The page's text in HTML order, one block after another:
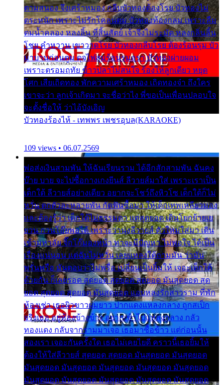
ตามสนอง จึงเศร้าหมอง กลีบบัวทองต้องโรย บัวทองไม่
ตระหนัก เพราะไม่รักโคลนตม บัวทองท้องกลม เพราะลืม
ตมน้ำคลอง หลงลิ้น ที่สิ้นสัตย์ เจ้าจึงไม่ระมัด หลงกลิ่นลิ้น
โชย คำหวาน เขาวาดโรย บัวทองกลีบโรย ต้องร้อนรุม บัว
มาบานก่อนตูม ดุจไฟสุมร้อนรุมอุรา บัวทองผ่ายผอม
เพราะตรอมฤทัย ข้าวปลาไม่สนใจ ร้องไห้ลูกเดียว หยุด
โศก เสียเถิดทอง พักความเศร้าหมอง เถิดทองจ๋า ถึงใคร
เขาจะว่า ลูกเจ้าเกิดมา จะชื่อว่าไง พี่ขอเป็นเพื่อนปลอบใจ
จะตั้งชื่อให้ ว่าไอ้บังเอิญ
บัวทองร้องไห้ - เทพพร เพชรอุบล(KARAOKE)
109 views • 06.07.2569
พ่อส่งเงินสามพัน ให้ฉันเรียนราม ได้อีกสักสามพัน ฉันคง
บ๊าย บาย จะไปซื้อกางเกงยีนส์ ลีวายส์มาใส่ เพราะเราเป็น
เด็กใต้ ลีวายส์อย่างเดียว อยากจะโชว์ถึงหิวโซ เด็กใต้ก็ไม่
หวั่น ตกตัวละหลายพัน กัดฟันซื้อมา ให้เด็กเทพเหลียวมอง
และต้องรู้ว่า เด็กใต้ไม่ธรรมดา แต่สุดยอด เดินโยกย้ายเย
ยวน กวนโอ๊ยพอได้ เพราะว่านุ่งลีวายส์ ตัวใหม่ใส่มา เดิน
เข้ามหาลัย จิ๊กโก๊มองหน้า ท่าจะมีปัญหา ไม่พอใจ ได้เป็น
เรื่องแน่นอน แต่ฉันไม่หวั่น เลยแหลงใต้ถามมัน ว่ามัน
พรั่นพรือ มันตอบว่าไม่พรื่อ เปลี่ยนเป็นยิ้มให้ เจอะเด็กใต้
ด้วยกัน ก็เลยรอด สุดยอด สุดยอด สุดยอด มันสุดยอด สุด
ยอด สุดยอด สุดยอด มันสุดยอด แอบหลงรักสาวราม ที่พัก
ห้องเช่า เธอผิวขาวผมยาว ปากแดงแหลงกลาง ถูกสเป็ก
จริงเธอ อยู่ห้องข้างข้าง อยากเข้าไปแหลงกลาง กลัว
ทองแดง กลับจากรามมาเจอ เธอมาซื้อข้าว แต่ก่อนนั้น
สองเรา เจอะกันครั้งใด เธอไม่เคยไยดี คราวนี้เธอยิ้มให้
ต้องให้ใส่ลีวายส์ สุดยอด สุดยอด มันสุดยอด มันสุดยอด
มันสุดยอด มันสุดยอด มันสุดยอด มันสุดยอด มันสุดยอด
มันสุดยอด มันสุดยอด มันสุดยอด มันสุดยอด มันสุดยอด